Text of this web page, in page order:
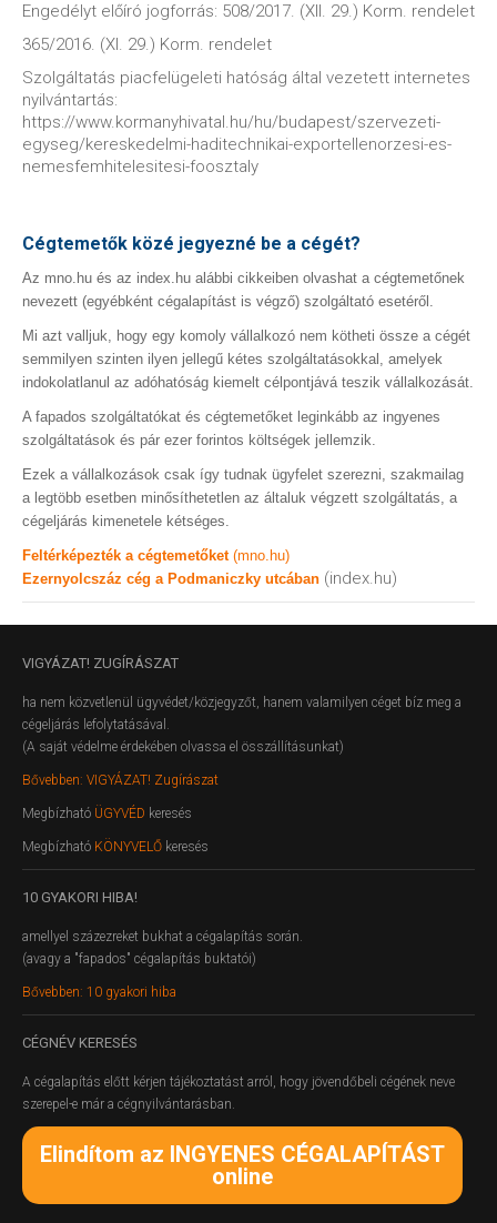
Engedélyt előíró jogforrás: 508/2017. (XII. 29.) Korm. rendelet
365/2016. (XI. 29.) Korm. rendelet
Szolgáltatás piacfelügeleti hatóság által vezetett internetes
nyilvántartás:
https://www.kormanyhivatal.hu/hu/budapest/szervezeti-
egyseg/kereskedelmi-haditechnikai-exportellenorzesi-es-
nemesfemhitelesitesi-foosztaly
Cégtemetők közé jegyezné be a cégét?
Az mno.hu és az index.hu alábbi cikkeiben olvashat a cégtemetőnek
nevezett (egyébként cégalapítást is végző) szolgáltató esetéről.
Mi azt valljuk, hogy egy komoly vállalkozó nem kötheti össze a cégét
semmilyen szinten ilyen jellegű kétes szolgáltatásokkal, amelyek
indokolatlanul az adóhatóság kiemelt célpontjává teszik vállalkozását.
A fapados szolgáltatókat és cégtemetőket leginkább az ingyenes
szolgáltatások és pár ezer forintos költségek jellemzik.
Ezek a vállalkozások csak így tudnak ügyfelet szerezni, szakmailag
a legtöbb esetben minősíthetetlen az általuk végzett szolgáltatás, a
cégeljárás kimenetele kétséges.
Feltérképezték a cégtemetőket (mno.hu)
Ezernyolcszáz cég a Podmaniczky utcában (index.hu)
VIGYÁZAT! ZUGÍRÁSZAT
ha nem közvetlenül ügyvédet/közjegyzőt, hanem valamilyen céget bíz meg a
cégeljárás lefolytatásával.
(A saját védelme érdekében olvassa el összállításunkat)
Bővebben: VIGYÁZAT! Zugírászat
Megbízható ÜGYVÉD keresés
Megbízható KÖNYVELŐ keresés
10 GYAKORI HIBA!
amellyel százezreket bukhat a cégalapítás során.
(avagy a "fapados" cégalapítás buktatói)
Bővebben: 10 gyakori hiba
CÉGNÉV KERESÉS
A cégalapítás előtt kérjen tájékoztatást arról, hogy jövendőbeli cégének neve
szerepel-e már a cégnyilvántarásban.
Elindítom az INGYENES CÉGALAPÍTÁST
online